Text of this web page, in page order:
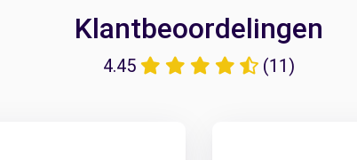
Klantbeoordelingen
4.45 (11)